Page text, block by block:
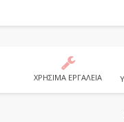
ΧΡΗΣΙΜΑ ΕΡΓΑΛΕΙΑ